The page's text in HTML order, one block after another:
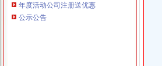
年度活动公司注册送优惠
公示公告
重庆鸽牌电线电缆有限公司 渝北10010万 (进出